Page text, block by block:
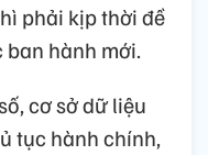
phải kịp thời đề
ban hành mới.
cơ sở dữ liệu
tục hành chính,